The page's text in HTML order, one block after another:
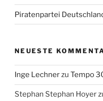
Piratenpartei
NEUESTE
Inge Lechnerzu Tempo
Stephan Stephan Hoyer